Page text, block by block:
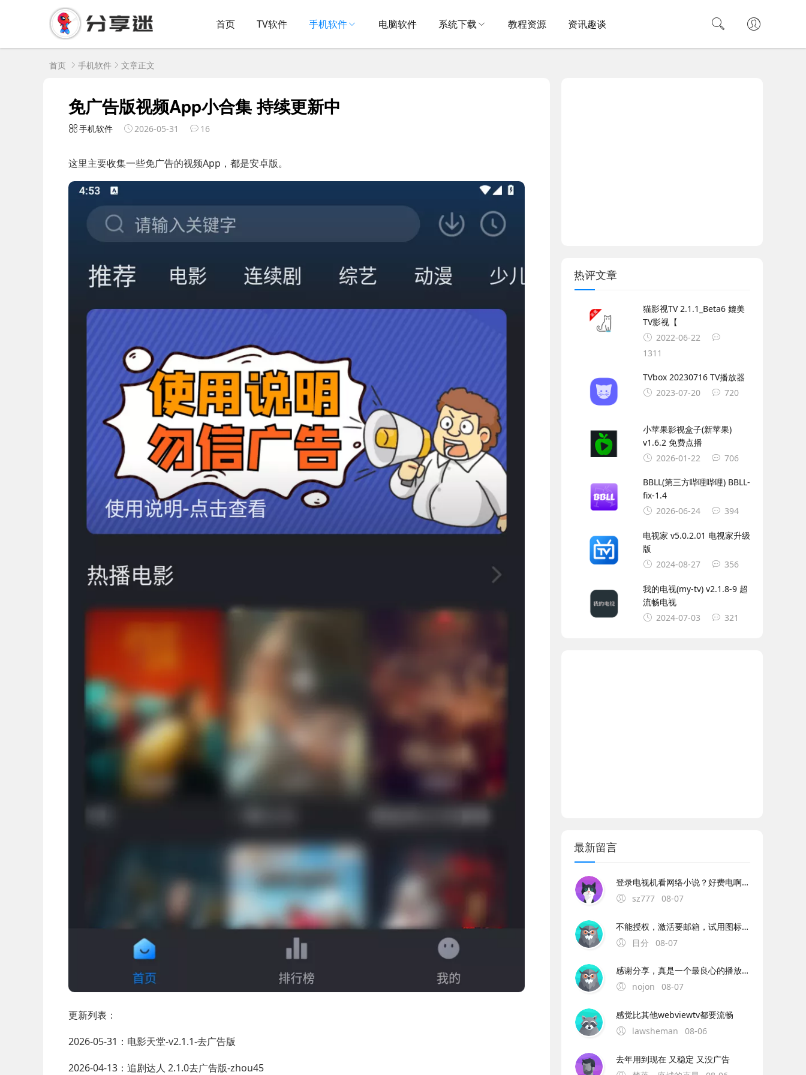
首页 TV软件 手机软件 电脑软件 系统下载 教程资源 资讯趣谈
首页 手机软件 文章正文
免广告版视频App小合集 持续更新中
手机软件 2026-05-31 16
这里主要收集一些免广告的视频App，都是安卓版。
更新列表：
2026-05-31：电影天堂-v2.1.1-去广告版
2026-04-13：追剧达人 2.1.0去广告版-zhou45
热评文章
猫影视TV 2.1.1_Beta6 媲美
TV影视【
2022-06-22
1311
TVbox 20230716 TV播放器
2023-07-20
720
小苹果影视盒子(新苹果)
v1.6.2 免费点播
2026-01-22
706
BBLL(第三方哔哩哔哩) BBLL-
fix-1.4
2026-06-24
394
电视家 v5.0.2.01 电视家升级
版
2024-08-27
356
我的电视(my-tv) v2.1.8-9 超
流畅电视
2024-07-03
321
最新留言
登录电视机看网络小说？好费电啊。。。。
sz777 08-07
不能授权，激活要邮箱，试用图标显示过期
目分
08-07
感谢分享，真是一个最良心的播放器，非常流畅且高清，没有任何广告，央视卫视都全。
nojon
08-07
感觉比其他webviewtv都要流畅
lawsheman
08-06
去年用到现在 又稳定 又没广告